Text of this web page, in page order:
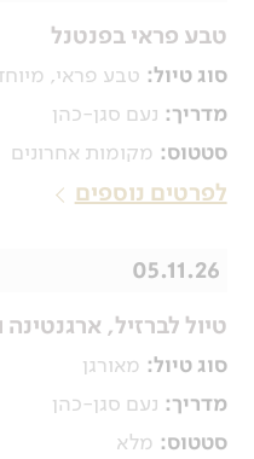
טבע פראי בפנטנל
סוג טיול: טבע פראי,
מדריך: נעם סגן-כהן
סטטוס: מקומות אחרונים
לפרטים נוספים
טיול לברזיל, ארגנטינה
סוג טיול: מאורגן
05.11.26
מדריך: נעם סגן-כהן
סטטוס: מלא